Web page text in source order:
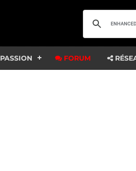
PASSION FORUM